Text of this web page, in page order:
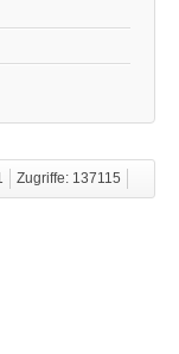
Zugriffe: 137115